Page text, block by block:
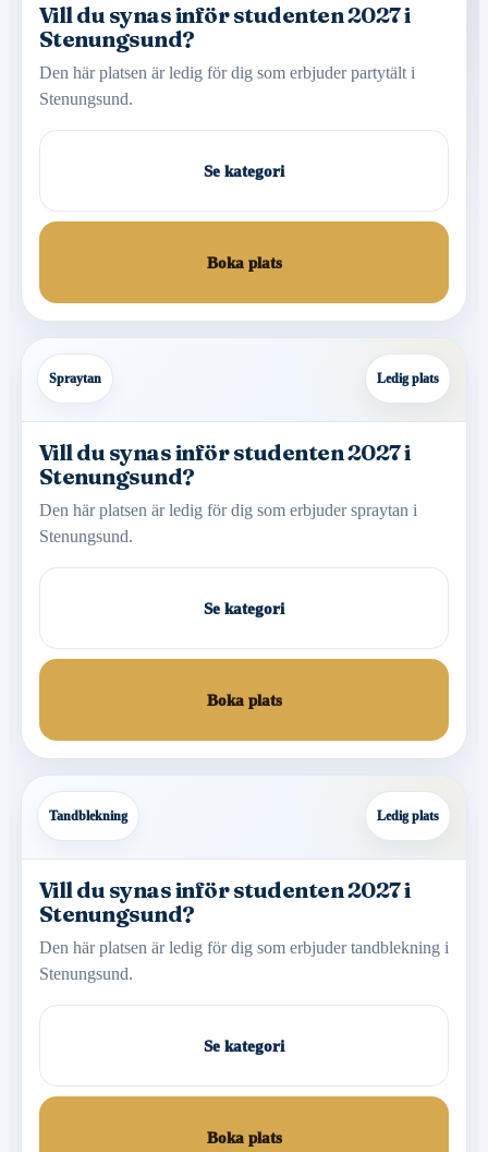
Vill du synas inför studenten 2027 i
Stenungsund?
Den här platsen är ledig för dig som erbjuder partytält i
Stenungsund.
Se kategori
Boka plats
Spraytan Ledig plats
Vill du synas inför studenten 2027 i
Stenungsund?
Den här platsen är ledig för dig som erbjuder spraytan i
Stenungsund.
Se kategori
Boka plats
Tandblekning Ledig plats
Vill du synas inför studenten 2027 i
Stenungsund?
Den här platsen är ledig för dig som erbjuder tandblekning i
Stenungsund.
Se kategori
Boka plats